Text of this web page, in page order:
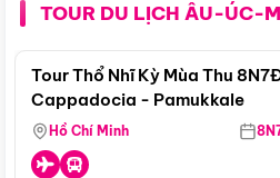
TOUR DU LỊCH ÂU-ÚC-
Tour Thổ Nhĩ Kỳ Mùa Thu
Cappadocia - Pamukkale
Hồ Chí Minh